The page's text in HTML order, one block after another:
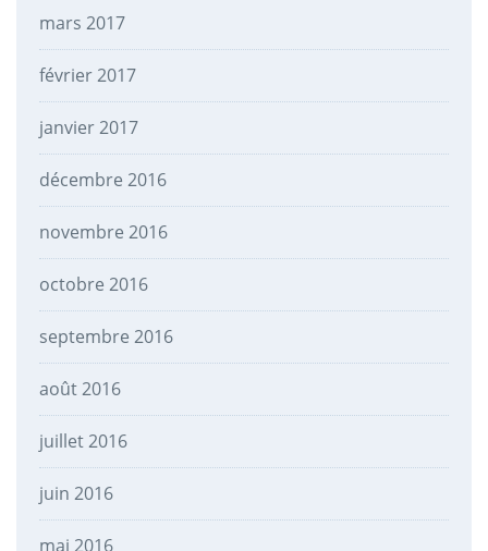
mars 2017
février 2017
janvier 2017
décembre 2016
novembre 2016
octobre 2016
septembre 2016
août 2016
juillet 2016
juin 2016
mai 2016